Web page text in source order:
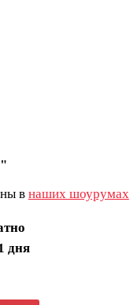
в наших шоурумах
дня